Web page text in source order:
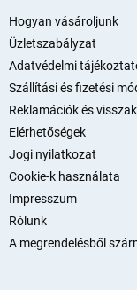
Hogyan vásároljunk
Üzletszabályzat
Adatvédelmi
Szállítási és fizetési
Reklamációk és
Elérhetőségek
Jogi nyilatkozat
Cookie-k használata
Impresszum
Rólunk
A megrendelésből